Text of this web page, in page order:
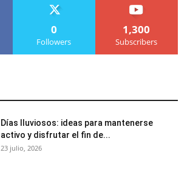
0
Followers
1,300
Subscribers
Días lluviosos: ideas para mantenerse
activo y disfrutar el fin de...
23 julio, 2026